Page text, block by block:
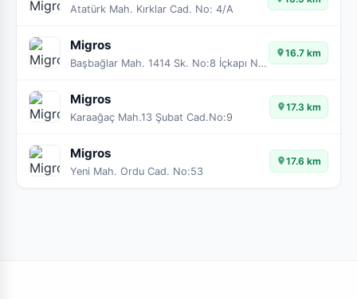
Atatürk Mah. Kırklar Cad. No: 4/A
Migros
Başbağlar Mah. 1414 Sk. No:8 İçkapı No:4
16.7 km
Migros
Karaağaç Mah.13 Şubat Cad.No:9
17.3 km
Migros
Yeni Mah. Ordu Cad. No:53
17.6 km